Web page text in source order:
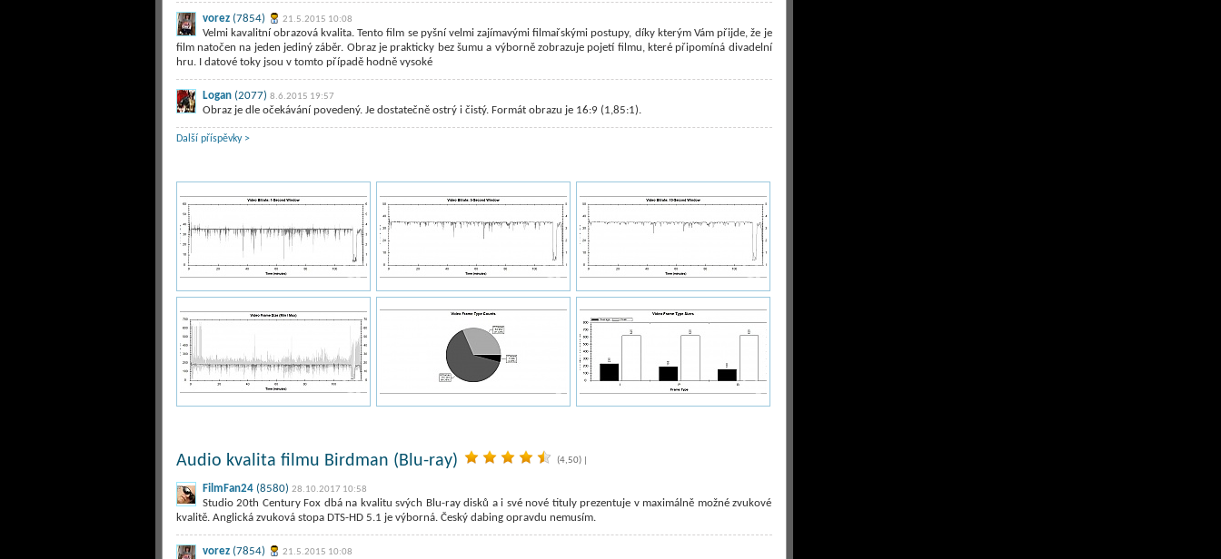
vorez (7854) 21.5.2015 10:08
Velmi kavalitní obrazová kvalita. Tento film se pyšní velmi zajímavými filmařskými postupy, díky kterým Vám přijde, že je
film natočen na jeden jediný záběr. Obraz je prakticky bez šumu a výborně zobrazuje pojetí filmu, které připomíná divadelní
hru. I datové toky jsou v tomto případě hodně vysoké
Logan (2077) 8.6.2015 19:57
Obraz je dle očekávání povedený. Je dostatečně ostrý i čistý. Formát obrazu je 16:9 (1,85:1).
Další příspěvky >
Audio kvalita filmu Birdman (Blu-ray) (4,50)|
FilmFan24 (8580) 28.10.2017 10:58
Studio 20th Century Fox dbá na kvalitu svých Blu-ray disků a i své nové tituly prezentuje v maximálně možné zvukové
kvalitě. Anglická zvuková stopa DTS-HD 5.1 je výborná. Český dabing opravdu nemusím.
vorez (7854) 21.5.2015 10:08